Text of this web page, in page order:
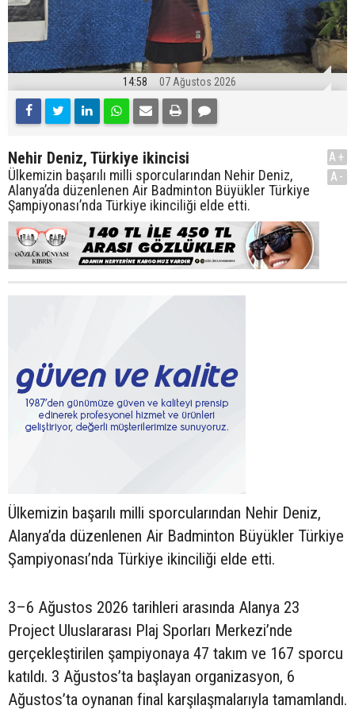
14:58 07 Ağustos 2026
Nehir Deniz, Türkiye ikincisi
Ülkemizin başarılı milli sporcularından Nehir Deniz,
Alanya’da düzenlenen Air Badminton Büyükler Türkiye
Şampiyonası’nda Türkiye ikinciliği elde etti.
A+
A-
Ülkemizin başarılı milli sporcularından Nehir Deniz,
Alanya’da düzenlenen Air Badminton Büyükler Türkiye
Şampiyonası’nda Türkiye ikinciliği elde etti.
3–6 Ağustos 2026 tarihleri arasında Alanya 23
Project Uluslararası Plaj Sporları Merkezi’nde
gerçekleştirilen şampiyonaya 47 takım ve 167 sporcu
katıldı. 3 Ağustos’ta başlayan organizasyon, 6
Ağustos’ta oynanan final karşılaşmalarıyla tamamlandı.